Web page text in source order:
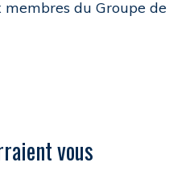
du Groupe de
vous